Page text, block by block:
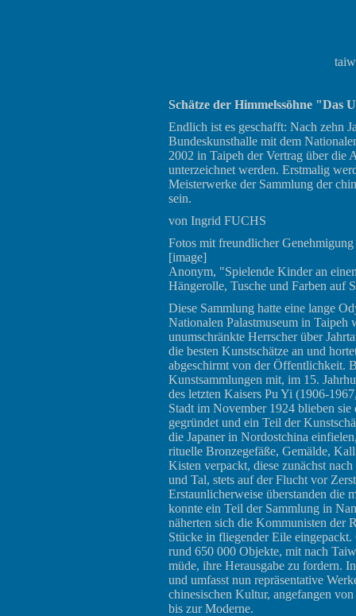
Schätze der Himmelssöhne "Das
Endlich ist es geschafft: Nach zehn
Bundeskunsthalle mit dem
2002 in Taipeh der Vertrag über die
unterzeichnet werden. Erstmalig
Meisterwerke der Sammlung der
sein.
von Ingrid FUCHS
Fotos mit freundlicher Genehmigung
[image]
Anonym, "Spielende Kinder an
Hängerolle, Tusche und Farben auf
Diese Sammlung hatte eine lange
Nationalen Palastmuseum in Taipeh
unumschränkte Herrscher über
die besten Kunstschätze an und
abgeschirmt von der Öffentlichkeit.
Kunstsammlungen mit, im 15.
des letzten Kaisers Pu Yi (1906-
Stadt im November 1924 blieben
gegründet und ein Teil der
die Japaner in Nordostchina
rituelle Bronzegefäße, Gemälde,
Kisten verpackt, diese zunächst
und Tal, stets auf der Flucht vor
Erstaunlicherweise überstanden die
konnte ein Teil der Sammlung in
näherten sich die Kommunisten der
Stücke in fliegender Eile
rund 650 000 Objekte, mit nach
müde, ihre Herausgabe zu fordern.
und umfasst nun repräsentative
chinesischen Kultur, angefangen
bis zur Moderne.